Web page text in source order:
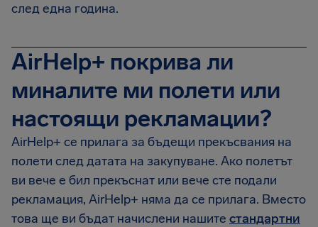
след една година.
AirHelp+ покрива ли
миналите ми полети или
настоящи рекламации?
AirHelp+ се прилага за бъдещи прекъсвания на
полети след датата на закупуване. Ако полетът
ви вече е бил прекъснат или вече сте подали
рекламация, AirHelp+ няма да се прилага. Вместо
това ще ви бъдат начислени нашите стандартни